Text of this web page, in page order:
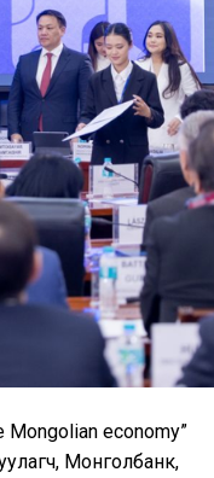
Mongolian economy”
Монголбанк,